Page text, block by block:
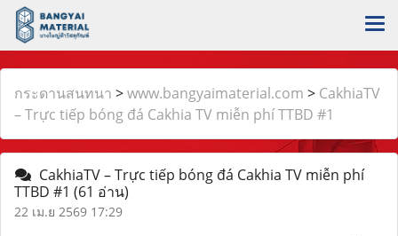
กระดานสนทนา >www.bangyaimaterial.com > CakhiaTV
– Trực tiếp bóng đá Cakhia TV miễn phí TTBD #1
CakhiaTV – Trực tiếp bóng đá Cakhia TV miễn phí
TTBD #1 (61 อ่าน)
22 เม.ย 2569 17:29